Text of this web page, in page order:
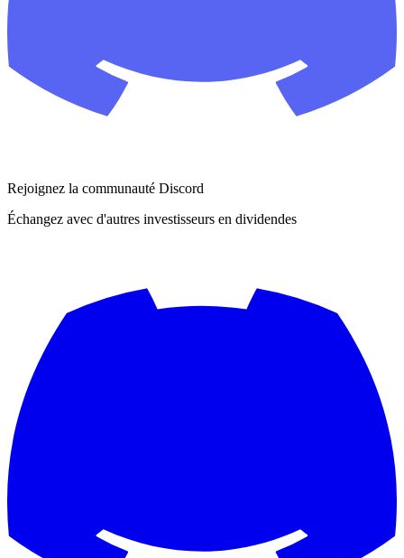
Rejoignez la communauté Discord
Échangez avec d'autres investisseurs en dividendes